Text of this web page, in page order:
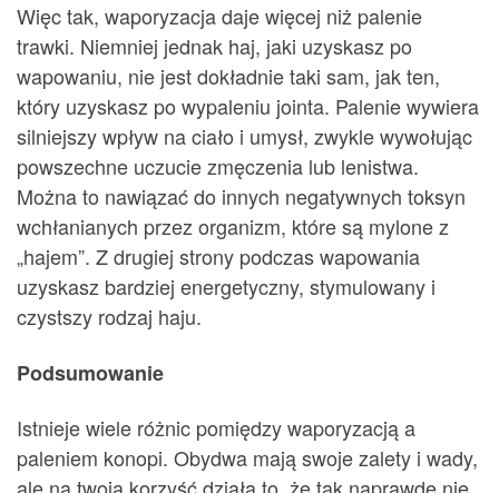
Więc tak, waporyzacja daje więcej niż palenie
trawki. Niemniej jednak haj, jaki uzyskasz po
wapowaniu, nie jest dokładnie taki sam, jak ten,
który uzyskasz po wypaleniu jointa. Palenie wywiera
silniejszy wpływ na ciało i umysł, zwykle wywołując
powszechne uczucie zmęczenia lub lenistwa.
Można to nawiązać do innych negatywnych toksyn
wchłanianych przez organizm, które są mylone z
„hajem”. Z drugiej strony podczas wapowania
uzyskasz bardziej energetyczny, stymulowany i
czystszy rodzaj haju.
Podsumowanie
Istnieje wiele różnic pomiędzy waporyzacją a
paleniem konopi. Obydwa mają swoje zalety i wady,